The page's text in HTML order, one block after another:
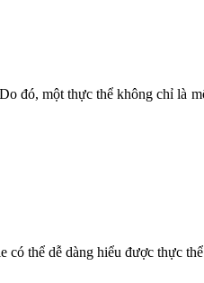
đó, một thực thể không chỉ là
thể dễ dàng hiểu được thực